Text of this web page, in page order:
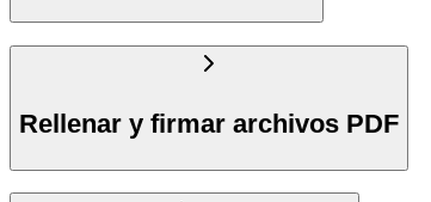
Rellenar y firmar archivos PDF